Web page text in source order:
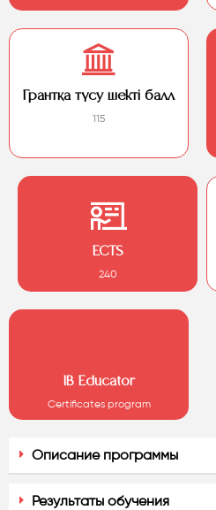
Грантқа түсу шекті балл
115
ECTS
240
IB Educator
Certificates program
Описание программы
Результаты обучения